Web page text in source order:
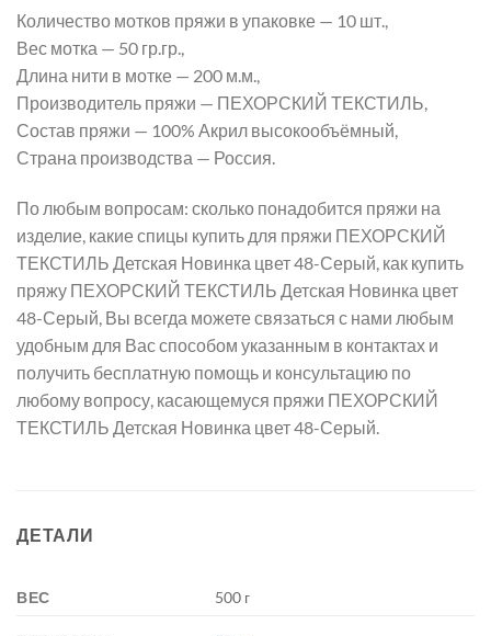
Количество мотков пряжи в упаковке — 10 шт.,
Вес мотка — 50 гр.гр.,
Длина нити в мотке — 200 м.м.,
Производитель пряжи — ПЕХОРСКИЙ ТЕКСТИЛЬ,
Состав пряжи — 100% Акрил высокообъёмный,
Страна производства — Россия.
По любым вопросам: сколько понадобится пряжи на
изделие, какие спицы купить для пряжи ПЕХОРСКИЙ
ТЕКСТИЛЬ Детская Новинка цвет 48-Серый, как купить
пряжу ПЕХОРСКИЙ ТЕКСТИЛЬ Детская Новинка цвет
48-Серый, Вы всегда можете связаться с нами любым
удобным для Вас способом указанным в контактах и
получить бесплатную помощь и консультацию по
любому вопросу, касающемуся пряжи ПЕХОРСКИЙ
ТЕКСТИЛЬ Детская Новинка цвет 48-Серый.
ДЕТАЛИ
ВЕС 500 г